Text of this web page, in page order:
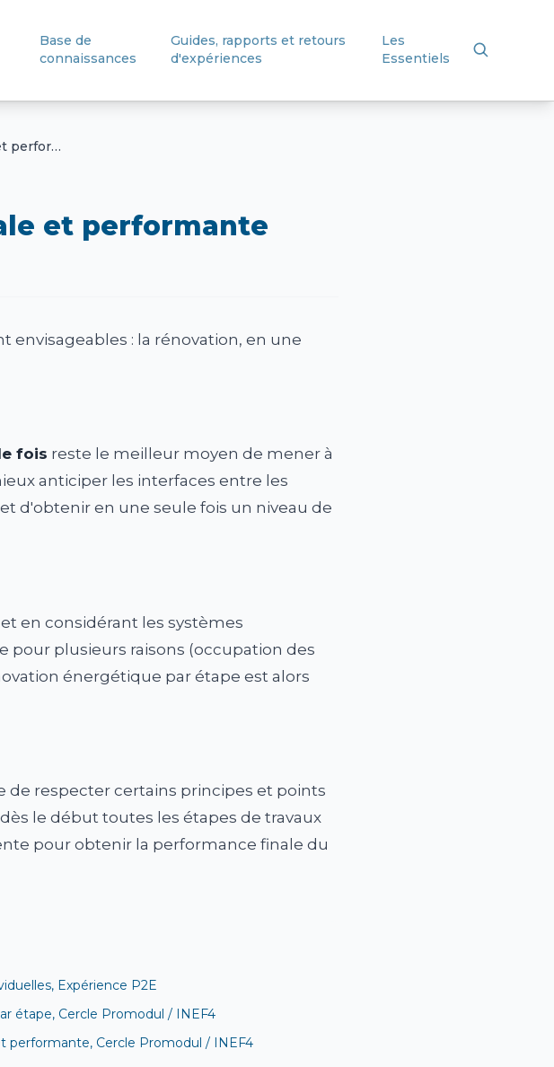
Base de
connaissances
Guides, rapports et retours
d'expériences
Les
Essentiels
Rénovation énergétique globale et performante
et performante
: la rénovation, en une
fois reste le meilleur moyen de mener à
anticiper les interfaces entre les
d'obtenir en une seule fois un niveau de
en considérant les systèmes
plusieurs raisons (occupation des
énergétique par étape est alors
de respecter certains principes et points
le début toutes les étapes de travaux
pour obtenir la performance finale du
Expérience P2E
étape, Cercle Promodul / INEF4
performante, Cercle Promodul / INEF4